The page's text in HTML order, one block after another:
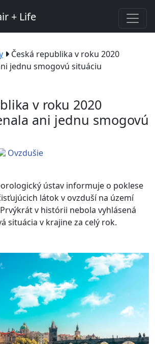
Česká republika v roku 2020
jednu smogovú situáciu
v roku 2020
ani jednu smogovú
Ovzdušie
ústav informuje o poklese
látok v ovzduší na území
v histórii nebola vyhlásená
situácia v krajine za celý rok.